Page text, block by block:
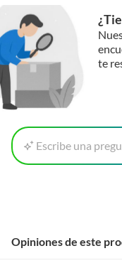
te
Escribe una
Opiniones de este